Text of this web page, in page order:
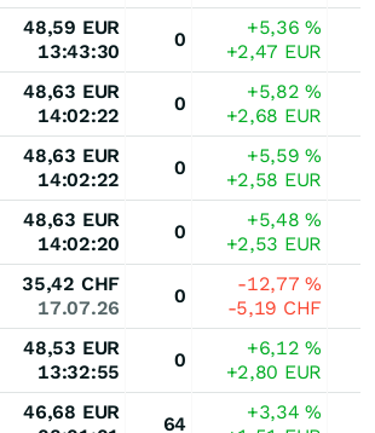
48,59 EUR
13:43:30
0
+5,36%
+2,47 EUR
48,63 EUR
14:02:22
0
+5,82%
+2,68 EUR
48,63 EUR
14:02:22
0
+5,59%
+2,58 EUR
48,63 EUR
14:02:20
0
+5,48%
+2,53 EUR
35,42 CHF
17.07.26
0
-12,77%
-5,19 CHF
48,53 EUR
13:32:55
0
+6,12%
+2,80 EUR
46,68 EUR
64
+3,34%